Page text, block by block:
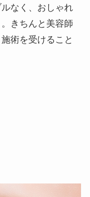
なく、おしゃれ
きちんと美容師
術を受けること